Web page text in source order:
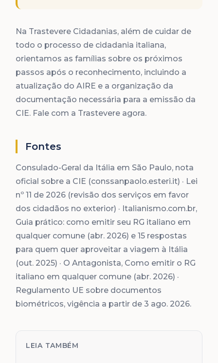
Na Trastevere Cidadanias, além de cuidar de
todo o processo de cidadania italiana,
orientamos as famílias sobre os próximos
passos após o reconhecimento, incluindo a
atualização do AIRE e a organização da
documentação necessária para a emissão da
CIE. Fale com a Trastevere agora.
Fontes
Consulado-Geral da Itália em São Paulo, nota
oficial sobre a CIE (conssanpaolo.esteri.it) · Lei
nº 11 de 2026 (revisão dos serviços em favor
dos cidadãos no exterior) · Italianismo.com.br,
Guia prático: como emitir seu RG italiano em
qualquer comune (abr. 2026) e 15 respostas
para quem quer aproveitar a viagem à Itália
(out. 2025) · O Antagonista, Como emitir o RG
italiano em qualquer comune (abr. 2026) ·
Regulamento UE sobre documentos
biométricos, vigência a partir de 3 ago. 2026.
LEIA TAMBÉM